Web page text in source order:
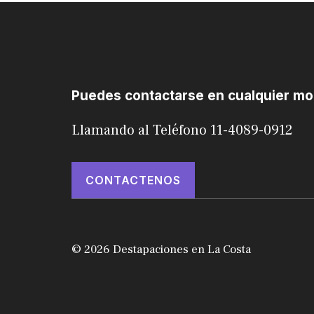
Puedes contactarse en cualquier
Llamando al Teléfono 11-4089-0912
CONTACTENOS
© 2026 Destapaciones en La Costa